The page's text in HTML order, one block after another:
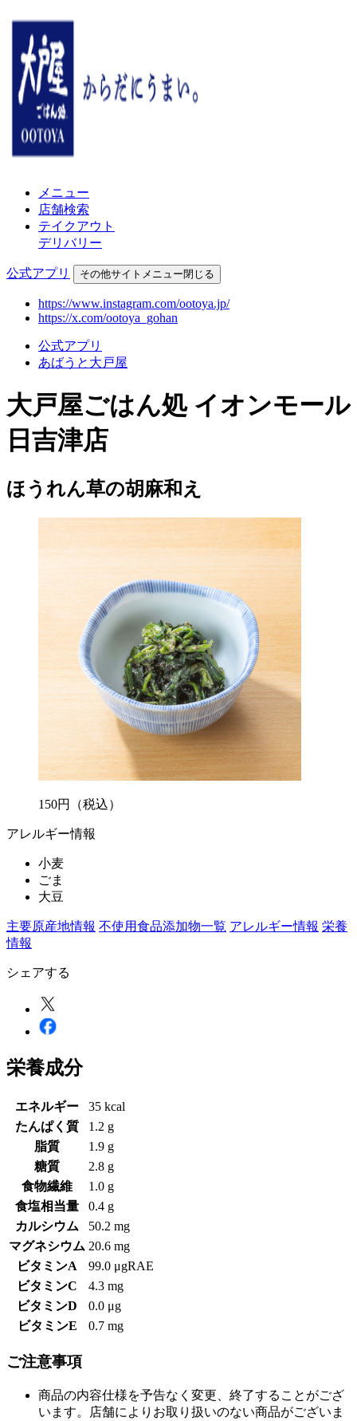
メニュー
店舗検索
テイクアウト
デリバリー
公式アプリ その他サイトメニュー閉じる
https://www.instagram.com/ootoya.jp/
https://x.com/ootoya_gohan
公式アプリ
あばうと大戸屋
大戸屋ごはん処 イオンモール
日吉津店
ほうれん草の胡麻和え
150円 （税込）
アレルギー情報
小麦
ごま
大豆
主要原産地情報 不使用食品添加物一覧 アレルギー情報 栄養
情報
シェアする
栄養成分
エネルギー
35 kcal
たんぱく質
1.2 g
脂質
1.9 g
糖質
2.8 g
食物繊維
1.0 g
食塩相当量
0.4 g
カルシウム
50.2 mg
マグネシウム 20.6 mg
ビタミンA
99.0 μgRAE
ビタミンC
4.3 mg
ビタミンD
0.0 μg
ビタミンE
0.7 mg
ご注意事項
商品の内容仕様を予告なく変更、終了することがござ
います。店舗によりお取り扱いのない商品がございま